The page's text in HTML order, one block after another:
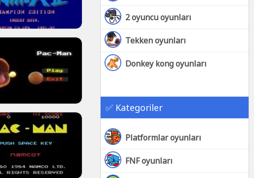
2 oyuncu oyunları
Tekken oyunları
Donkey kong oyunları
✅ Kategoriler
Platformlar oyunları
FNF oyunları